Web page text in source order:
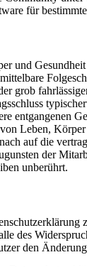
für
und
grob
entgangenen
Leben,
auf die
der
unberührt.
des
den